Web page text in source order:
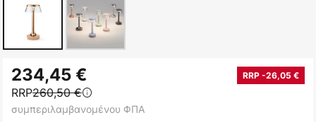
στην
αρχή
της
234,45 € RRP -26,05 €
RRP260,50 €
συμπεριλαμβανομένου ΦΠΑ